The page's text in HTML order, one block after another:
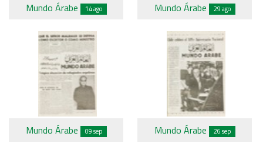
Mundo Árabe 14 ago Mundo Árabe 29 ago
Mundo Árabe 09 sep Mundo Árabe 26 sep